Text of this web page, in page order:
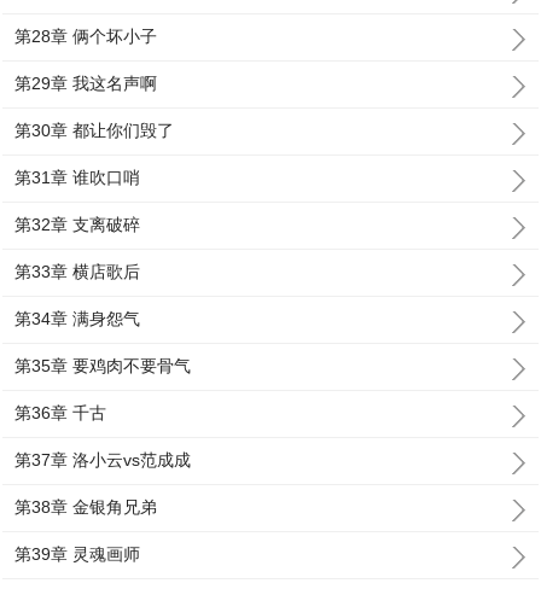
第28章 俩个坏小子
第29章 我这名声啊
第30章 都让你们毁了
第31章 谁吹口哨
第32章 支离破碎
第33章 横店歌后
第34章 满身怨气
第35章 要鸡肉不要骨气
第36章 千古
第37章 洛小云vs范成成
第38章 金银角兄弟
第39章 灵魂画师